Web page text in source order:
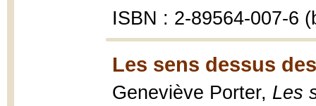
ISBN : 2-89564-007-6
Les sens dessus
Geneviève Porter, Les